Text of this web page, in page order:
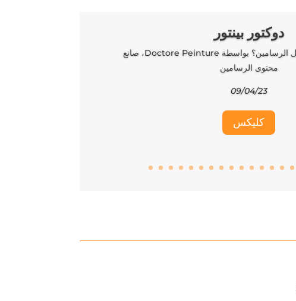
دوكتور بينتور
هل سيحل الروبوت محل الرسامين؟ بواسطة Doctore Peinture، صانع
محتوى الرسامين
09/04/23
كليكس